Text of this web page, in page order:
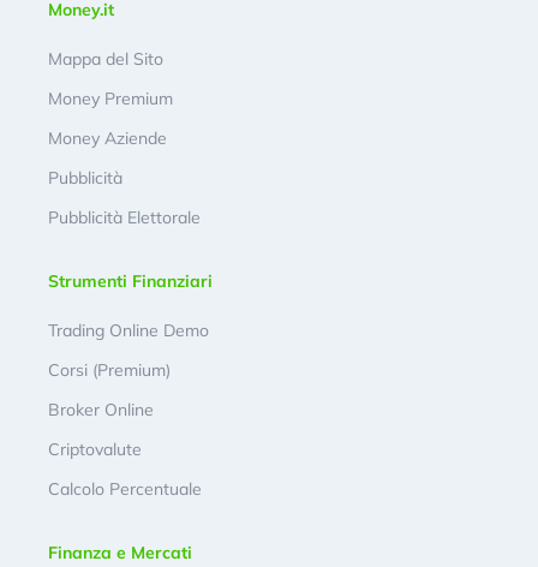
Money.it
Mappa del Sito
Money Premium
Money Aziende
Pubblicità
Pubblicità Elettorale
Strumenti Finanziari
Trading Online Demo
Corsi (Premium)
Broker Online
Criptovalute
Calcolo Percentuale
Finanza e Mercati